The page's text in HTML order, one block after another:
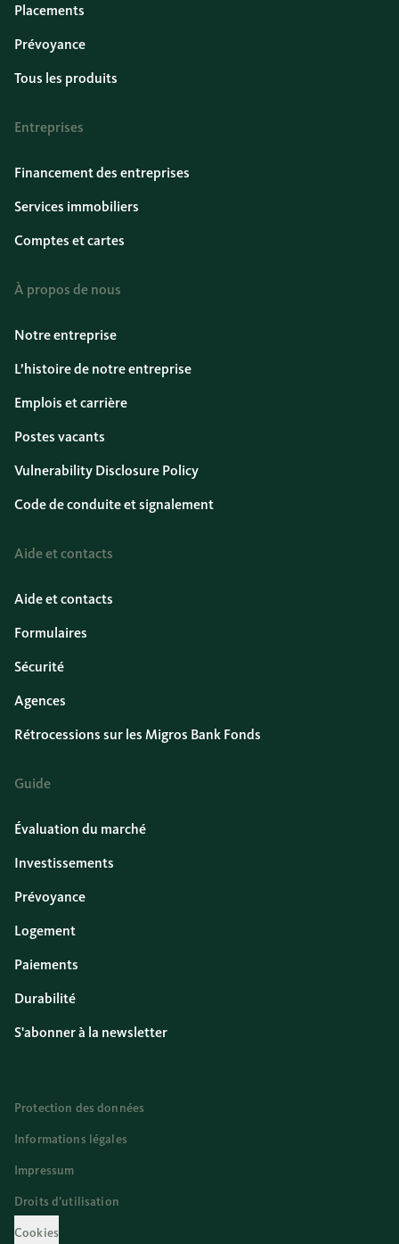
Placements
Prévoyance
Tous les produits
Entreprises
Financement des entreprises
Services immobiliers
Comptes et cartes
À propos de nous
Notre entreprise
L’histoire de notre entreprise
Emplois et carrière
Postes vacants
Vulnerability Disclosure Policy
Code de conduite et signalement
Aide et contacts
Aide et contacts
Formulaires
Sécurité
Agences
Rétrocessions sur les Migros Bank Fonds
Guide
Évaluation du marché
Investissements
Prévoyance
Logement
Paiements
Durabilité
S'abonner à la newsletter
Protection des données
Informations légales
Impressum
Droits d’utilisation
Cookies